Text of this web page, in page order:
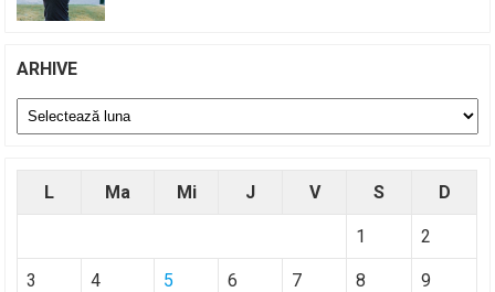
ARHIVE
Arhive
L Ma Mi J V S D
1 2
3 4 5 6 7 8 9